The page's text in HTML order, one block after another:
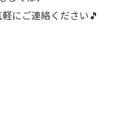
にご連絡ください🎵